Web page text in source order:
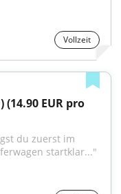
Vollzeit
EUR pro
startklar..."